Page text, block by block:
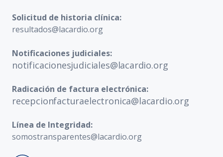
Solicitud de historia clínica:
resultados@lacardio.org
Notificaciones judiciales:
notificacionesjudiciales@lacardio.org
Radicación de factura electrónica:
recepcionfacturaelectronica@lacardio.org
Línea de Integridad:
somostransparentes@lacardio.org